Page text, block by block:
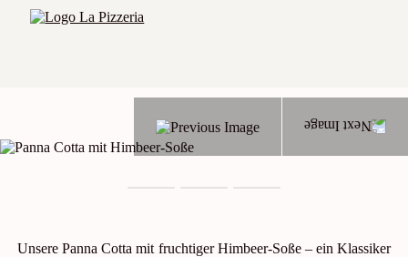
Unsere Panna Cotta mit fruchtiger Himbeer-Soße – ein Klassiker